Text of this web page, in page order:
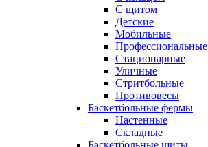
С щитом
Детские
Мобильные
Профессиональные
Стационарные
Уличные
Стритбольные
Противовесы
Баскетбольные фермы
Настенные
Складные
Баскетбольные щиты